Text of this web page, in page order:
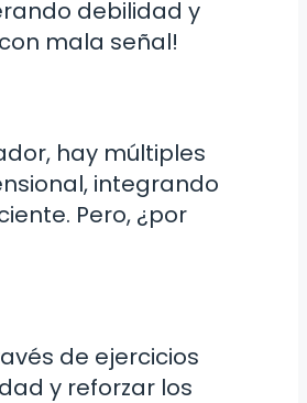
debilidad y
mala señal!
hay múltiples
integrando
Pero, ¿por
de ejercicios
y reforzar los